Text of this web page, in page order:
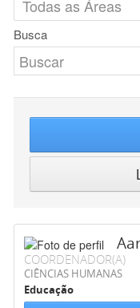
Busca
COORDENADOR(A)
CIÊNCIAS HUMANAS
Educação